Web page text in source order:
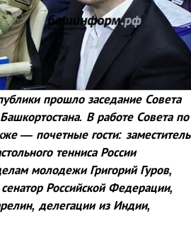
прошло заседание Совета
В работе Совета по
— почетные гости: заместитель
тенниса России
молодежи Григорий Гуров,
Российской Федерации,
делегации из Индии,